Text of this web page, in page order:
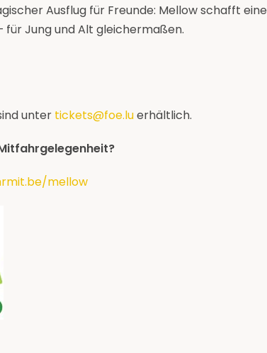
Ausflug für Freunde: Mellow schafft
für Jung und Alt gleichermaßen.
unter tickets@foe.luerhältlich.
mellow